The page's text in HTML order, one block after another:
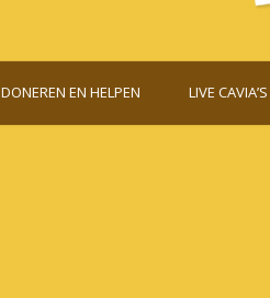
DONEREN EN HELPEN LIVE CAVIA’S